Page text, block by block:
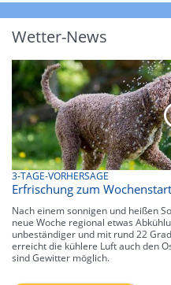
Wetter-News
3-TAGE-VORHERSAGE
Erfrischung zum
Nach einem sonnigen und heißen
neue Woche regional etwas
unbeständiger und mit rund 22
erreicht die kühlere Luft auch den
sind Gewitter möglich.